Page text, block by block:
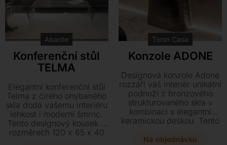
Akante
Konferenční stůl
TELMA
Elegantní konferenční stůl
Telma z čirého ohýbaného
skla dodá vašemu interiéru
lehkost i moderní šmrnc.
Tento designový kousek o
rozměrech 120 x 65 x 40
Tonin Casa
Konzole ADONE
Designová konzole Adone
rozzáří váš interiér unikátní
podnoží z bronzového
strukturovaného skla v
kombinaci s elegantní
keramickou deskou. Tento
rozměrech 150 x 45 x 75
Na objednávku